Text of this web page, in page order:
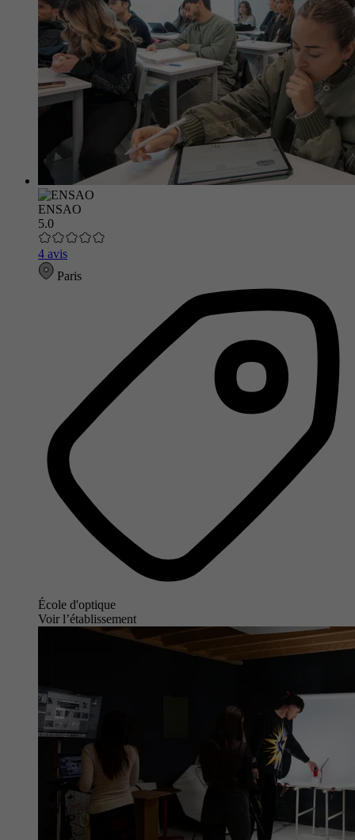
ENSAO
5.0
4 avis
Paris
École d'optique
Voir l’établissement